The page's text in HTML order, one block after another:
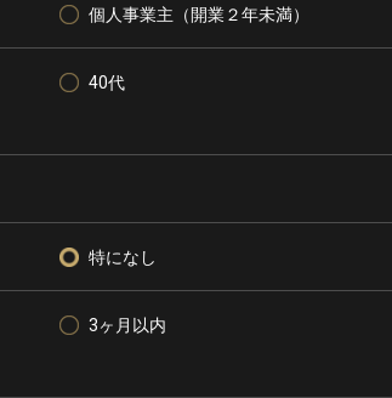
個人事業主（開業２年未満）
40代
特になし
3ヶ月以内